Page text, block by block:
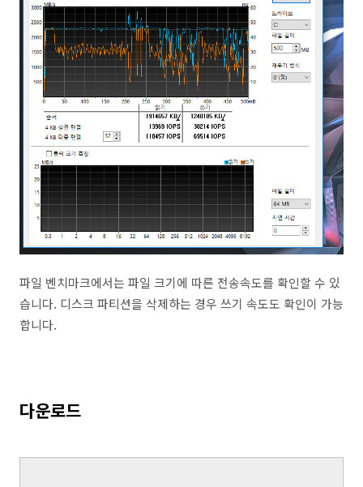
파일 벤치마크에서는 파일 크기에 따른 전송속도를 확인할 수 있
습니다. 디스크 파티션을 삭제하는 경우 쓰기 속도도 확인이 가능
합니다.
다운로드